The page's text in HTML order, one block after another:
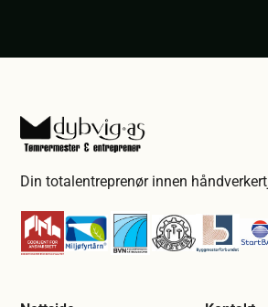
Din totalentreprenør innen